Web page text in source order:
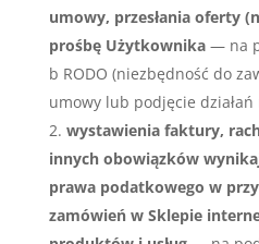
umowy, przesłania oferty
prośbę Użytkownika— na
b RODO (niezbędność do
umowy lub podjęcie działań
wystawienia faktury,
innych obowiązków
prawa podatkowego w
zamówień w Sklepie